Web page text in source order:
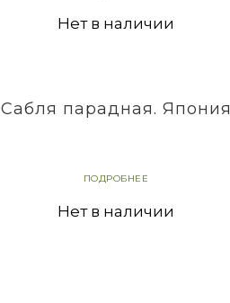
Нет в наличии
Сабля парадная. Япония
ПОДРОБНЕЕ
Нет в наличии